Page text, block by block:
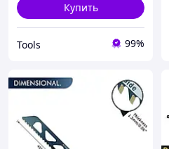
Купить
Tools 99%